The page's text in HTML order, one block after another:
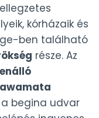
kórházaik és
ben található
része. Az
begina udvar